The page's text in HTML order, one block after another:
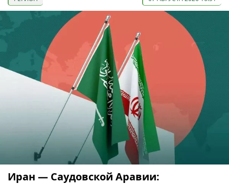
Иран — Саудовской Аравии: